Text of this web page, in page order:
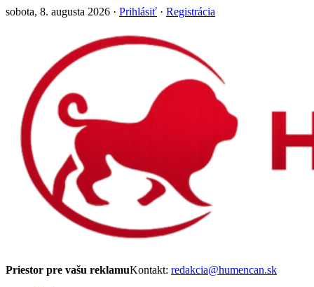
sobota, 8. augusta 2026 · Prihlásiť · Registrácia
Priestor pre vašu reklamuKontakt: redakcia@humencan.sk